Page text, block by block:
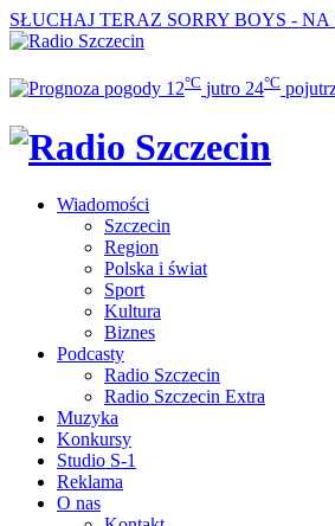
SŁUCHAJ TERAZ SORRY BOYS -
12°C jutro 24°C
Wiadomości
Szczecin
Region
Polska i świat
Sport
Kultura
Biznes
Podcasty
Radio Szczecin
Radio Szczecin Extra
Muzyka
Konkursy
Studio S-1
Reklama
O nas